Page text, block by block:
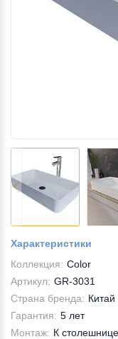
Характеристики
Коллекция: Color
Артикул: GR-3031
Страна бренда: Китай
Гарантия: 5 лет
Монтаж: К